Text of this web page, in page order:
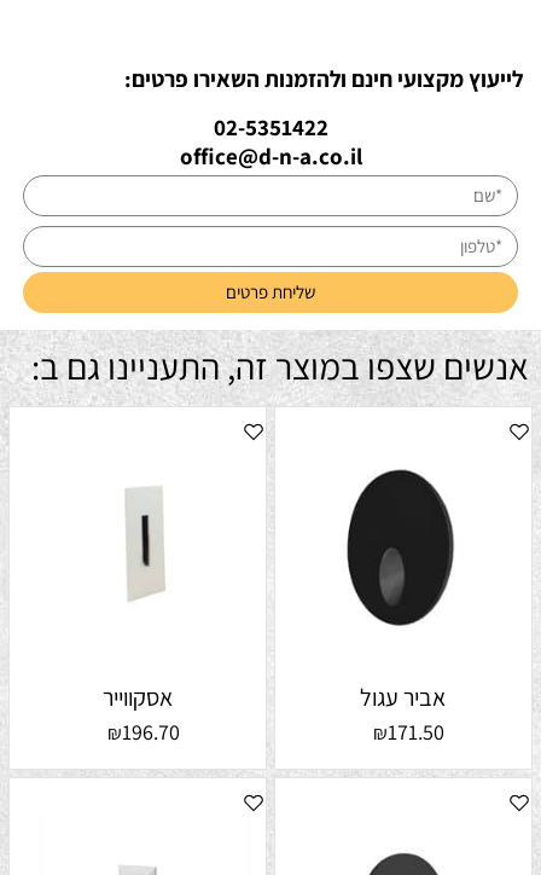
לייעוץ מקצועי חינם ולהזמנות השאירו פרטים:
02-5351422
office@d-n-a.co.il
אנשים שצפו במוצר זה, התעניינו גם ב:
אביר עגול
₪171.50
אסקווייר
₪196.70